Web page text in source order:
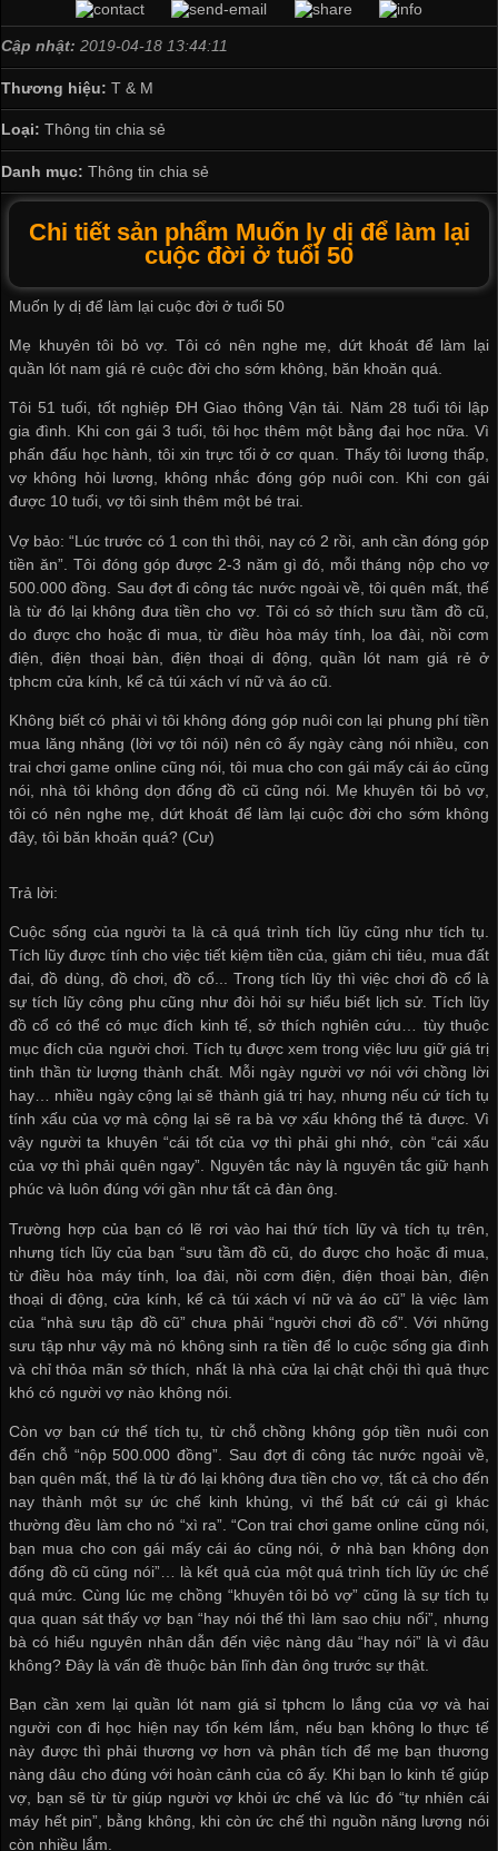
Cập nhật: 2019-04-18 13:44:11
Thương hiệu: T & M
Loại: Thông tin chia sẻ
Danh mục: Thông tin chia sẻ
Chi tiết sản phẩm Muốn ly dị để làm lại
cuộc đời ở tuổi 50
Muốn ly dị để làm lại cuộc đời ở tuổi 50
Mẹ khuyên tôi bỏ vợ. Tôi có nên nghe mẹ, dứt khoát để làm lại
quần lót nam giá rẻ cuộc đời cho sớm không, băn khoăn quá.
Tôi 51 tuổi, tốt nghiệp ĐH Giao thông Vận tải. Năm 28 tuổi tôi lập
gia đình. Khi con gái 3 tuổi, tôi học thêm một bằng đại học nữa. Vì
phấn đấu học hành, tôi xin trực tối ở cơ quan. Thấy tôi lương thấp,
vợ không hỏi lương, không nhắc đóng góp nuôi con. Khi con gái
được 10 tuổi, vợ tôi sinh thêm một bé trai.
Vợ bảo: “Lúc trước có 1 con thì thôi, nay có 2 rồi, anh cần đóng góp
tiền ăn”. Tôi đóng góp được 2-3 năm gì đó, mỗi tháng nộp cho vợ
500.000 đồng. Sau đợt đi công tác nước ngoài về, tôi quên mất, thế
là từ đó lại không đưa tiền cho vợ. Tôi có sở thích sưu tầm đồ cũ,
do được cho hoặc đi mua, từ điều hòa máy tính, loa đài, nồi cơm
điện, điện thoại bàn, điện thoại di động, quần lót nam giá rẻ ở
tphcm cửa kính, kể cả túi xách ví nữ và áo cũ.
Không biết có phải vì tôi không đóng góp nuôi con lại phung phí tiền
mua lăng nhăng (lời vợ tôi nói) nên cô ấy ngày càng nói nhiều, con
trai chơi game online cũng nói, tôi mua cho con gái mấy cái áo cũng
nói, nhà tôi không dọn đống đồ cũ cũng nói. Mẹ khuyên tôi bỏ vợ,
tôi có nên nghe mẹ, dứt khoát để làm lại cuộc đời cho sớm không
đây, tôi băn khoăn quá? (Cư)
Trả lời:
Cuộc sống của người ta là cả quá trình tích lũy cũng như tích tụ.
Tích lũy được tính cho việc tiết kiệm tiền của, giảm chi tiêu, mua đất
đai, đồ dùng, đồ chơi, đồ cổ... Trong tích lũy thì việc chơi đồ cổ là
sự tích lũy công phu cũng như đòi hỏi sự hiểu biết lịch sử. Tích lũy
đồ cổ có thể có mục đích kinh tế, sở thích nghiên cứu… tùy thuộc
mục đích của người chơi. Tích tụ được xem trong việc lưu giữ giá trị
tinh thần từ lượng thành chất. Mỗi ngày người vợ nói với chồng lời
hay… nhiều ngày cộng lại sẽ thành giá trị hay, nhưng nếu cứ tích tụ
tính xấu của vợ mà cộng lại sẽ ra bà vợ xấu không thể tả được. Vì
vậy người ta khuyên “cái tốt của vợ thì phải ghi nhớ, còn “cái xấu
của vợ thì phải quên ngay”. Nguyên tắc này là nguyên tắc giữ hạnh
phúc và luôn đúng với gần như tất cả đàn ông.
Trường hợp của bạn có lẽ rơi vào hai thứ tích lũy và tích tụ trên,
nhưng tích lũy của bạn “sưu tầm đồ cũ, do được cho hoặc đi mua,
từ điều hòa máy tính, loa đài, nồi cơm điện, điện thoại bàn, điện
thoại di động, cửa kính, kể cả túi xách ví nữ và áo cũ” là việc làm
của “nhà sưu tập đồ cũ” chưa phải “người chơi đồ cổ”. Với những
sưu tập như vậy mà nó không sinh ra tiền để lo cuộc sống gia đình
và chỉ thỏa mãn sở thích, nhất là nhà cửa lại chật chội thì quả thực
khó có người vợ nào không nói.
Còn vợ bạn cứ thế tích tụ, từ chỗ chồng không góp tiền nuôi con
đến chỗ “nộp 500.000 đồng”. Sau đợt đi công tác nước ngoài về,
bạn quên mất, thế là từ đó lại không đưa tiền cho vợ, tất cả cho đến
nay thành một sự ức chế kinh khủng, vì thế bất cứ cái gì khác
thường đều làm cho nó “xì ra”. “Con trai chơi game online cũng nói,
bạn mua cho con gái mấy cái áo cũng nói, ở nhà bạn không dọn
đống đồ cũ cũng nói”… là kết quả của một quá trình tích lũy ức chế
quá mức. Cùng lúc mẹ chồng “khuyên tôi bỏ vợ” cũng là sự tích tụ
qua quan sát thấy vợ bạn “hay nói thế thì làm sao chịu nổi”, nhưng
bà có hiểu nguyên nhân dẫn đến việc nàng dâu “hay nói” là vì đâu
không? Đây là vấn đề thuộc bản lĩnh đàn ông trước sự thật.
Bạn cần xem lại quần lót nam giá sỉ tphcm lo lắng của vợ và hai
người con đi học hiện nay tốn kém lắm, nếu bạn không lo thực tế
này được thì phải thương vợ hơn và phân tích để mẹ bạn thương
nàng dâu cho đúng với hoàn cảnh của cô ấy. Khi bạn lo kinh tế giúp
vợ, bạn sẽ từ từ giúp người vợ khỏi ức chế và lúc đó “tự nhiên cái
máy hết pin”, bằng không, khi còn ức chế thì nguồn năng lượng nói
còn nhiều lắm.